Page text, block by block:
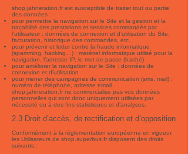
shop.jahneration.fr est susceptible de traiter tout ou partie
des données :
pour permettre la navigation sur le Site et la gestion et la
traçabilité des prestations et services commandés par
l’utilisateur : données de connexion et d’utilisation du Site,
facturation, historique des commandes, etc.
pour prévenir et lutter contre la fraude informatique
(spamming, hacking…) : matériel informatique utilisé pour la
navigation, l’adresse IP, le mot de passe (hashé)
pour améliorer la navigation sur le Site : données de
connexion et d’utilisation
pour mener des campagnes de communication (sms, mail) :
numéro de téléphone, adresse email
shop.jahneration.fr ne commercialise pas vos données
personnelles qui sont donc uniquement utilisées par
nécessité ou à des fins statistiques et d’analyses.
2.3 Droit d’accès, de rectification et d’opposition
Conformément à la réglementation européenne en vigueur,
les Utilisateurs de shop.superbus.fr disposent des droits
suivants :